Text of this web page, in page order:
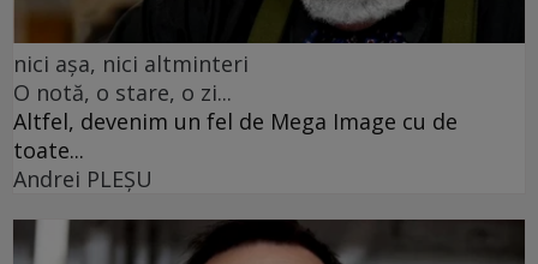
nici așa, nici altminteri
O notă, o stare, o zi...
Altfel, devenim un fel de Mega Image cu de
toate...
Andrei PLEŞU